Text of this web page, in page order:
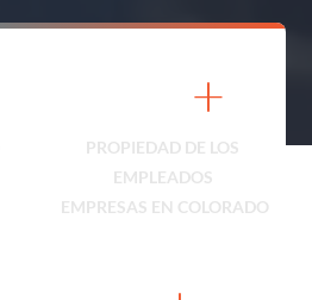
+
PROPIEDAD DE LOS
EMPLEADOS
EMPRESAS EN COLORADO